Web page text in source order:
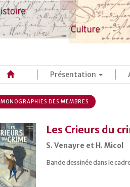
Présentation
MONOGRAPHIES DES MEMBRES
Les Crieurs du
S. Venayre et H. Micol
Bande dessinée dans le